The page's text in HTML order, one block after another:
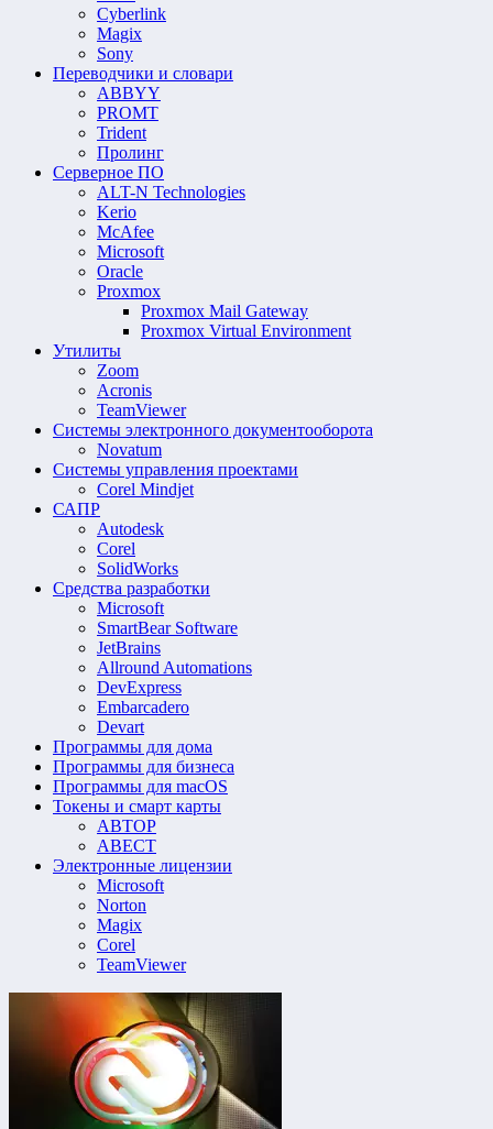
Cyberlink
Magix
Sony
Переводчики и словари
ABBYY
PROMT
Trident
Пролинг
Серверное ПО
ALT-N Technologies
Kerio
McAfee
Microsoft
Oracle
Proxmox
Proxmox Mail Gateway
Proxmox Virtual Environment
Утилиты
Zoom
Acronis
TeamViewer
Системы электронного документооборота
Novatum
Системы управления проектами
Corel Mindjet
САПР
Autodesk
Corel
SolidWorks
Средства разработки
Microsoft
SmartBear Software
JetBrains
Allround Automations
DevExpress
Embarcadero
Devart
Программы для дома
Программы для бизнеса
Программы для macOS
Токены и смарт карты
АВТОР
АВЕСТ
Электронные лицензии
Microsoft
Norton
Magix
Corel
TeamViewer